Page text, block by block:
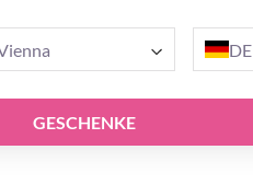
DE
GESCHENKE